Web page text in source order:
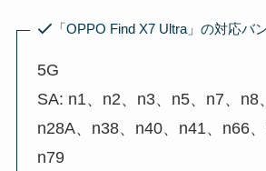
「OPPO Find X7 Ultra」の対応バ
5G
SA: n1、n2、n3、n5、n7、n8
n28A、n38、n40、n41、n66、
n79